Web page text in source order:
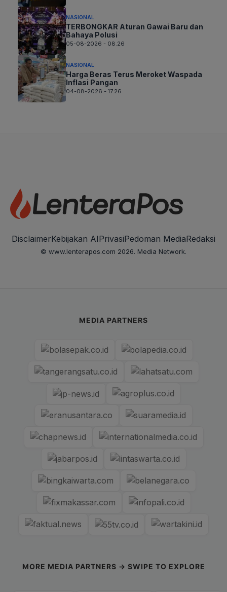
NASIONAL
TERBONGKAR Aturan Gawai Baru dan
Bahaya Polusi
05-08-2026 - 08.26
NASIONAL
Harga Beras Terus Meroket Waspada
Inflasi Pangan
04-08-2026 - 17.26
DisclaimerKebijakan AIPrivasiPedoman MediaRedaksi
© www.lenterapos.com 2026. Media Network.
MEDIA PARTNERS
MORE MEDIA PARTNERS → SWIPE TO EXPLORE